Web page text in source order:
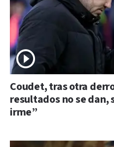
Coudet, tras otra
resultados no se dan,
irme”